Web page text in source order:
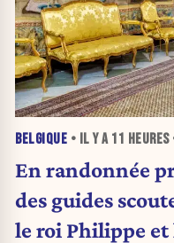
BELGIQUE • IL Y A 11 HEURES
En randonnée
des guides
le roi Philippe